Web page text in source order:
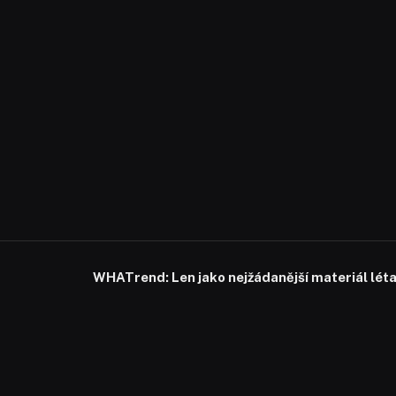
WHATrend: Len jako nejžádanější materiál léta